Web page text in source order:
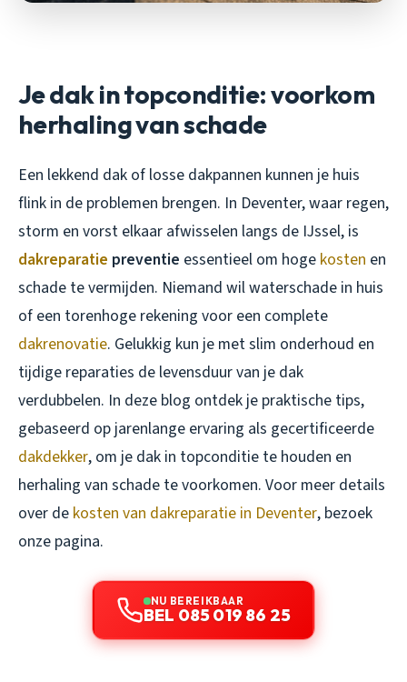
Je dak in topconditie: voorkom
herhaling van schade
Een lekkend dak of losse dakpannen kunnen je huis
flink in de problemen brengen. In Deventer, waar regen,
storm en vorst elkaar afwisselen langs de IJssel, is
dakreparatie preventie essentieel om hoge kosten en
schade te vermijden. Niemand wil waterschade in huis
of een torenhoge rekening voor een complete
dakrenovatie. Gelukkig kun je met slim onderhoud en
tijdige reparaties de levensduur van je dak
verdubbelen. In deze blog ontdek je praktische tips,
gebaseerd op jarenlange ervaring als gecertificeerde
dakdekker, om je dak in topconditie te houden en
herhaling van schade te voorkomen. Voor meer details
over de kosten van dakreparatie in Deventer, bezoek
onze pagina.
NU BEREIKBAAR
BEL 085 019 86 25